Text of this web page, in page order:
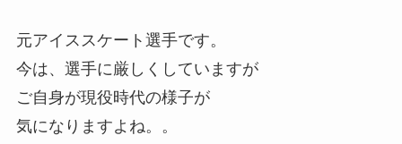
元アイススケート選手です。
今は、選手に厳しくしていますが
ご自身が現役時代の様子が
気になりますよね。。